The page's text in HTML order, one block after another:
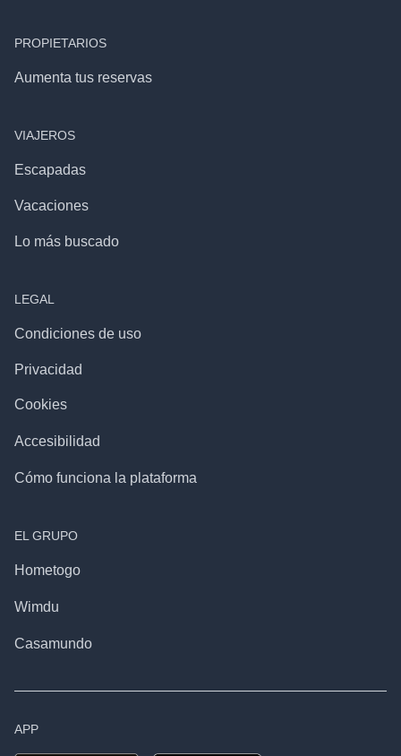
PROPIETARIOS
Aumenta tus reservas
VIAJEROS
Escapadas
Vacaciones
Lo más buscado
LEGAL
Condiciones de uso
Privacidad
Cookies
Accesibilidad
Cómo funciona la plataforma
EL GRUPO
Hometogo
Wimdu
Casamundo
APP